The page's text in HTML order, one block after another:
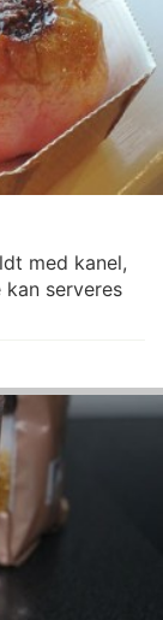
med kanel,
serveres